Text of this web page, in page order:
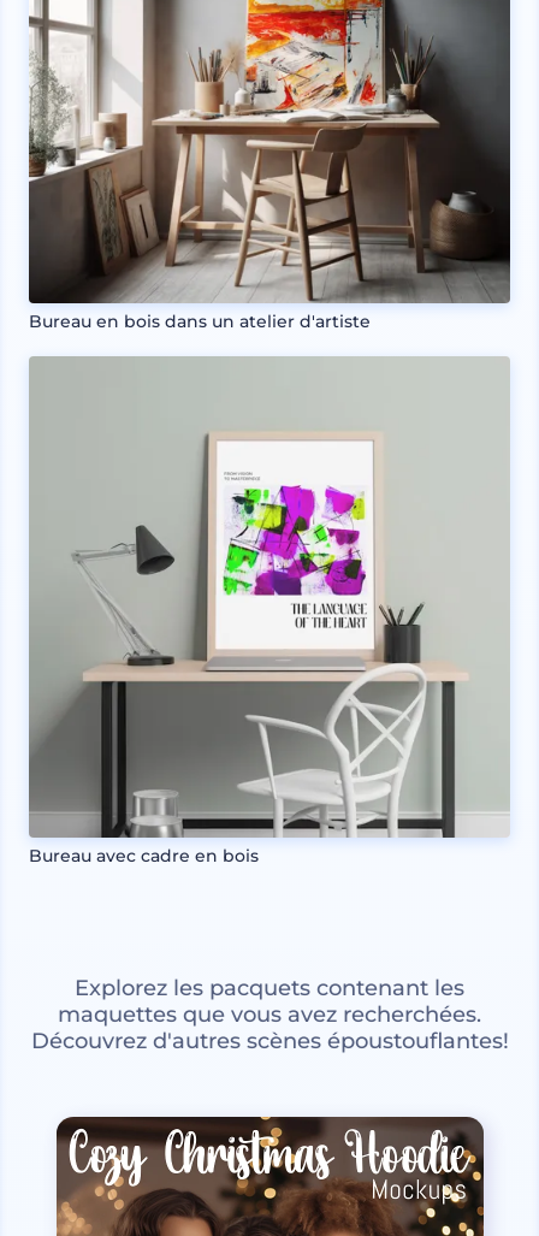
Bureau en bois dans un atelier d'artiste
Bureau avec cadre en bois
Explorez les pacquets contenant les
maquettes que vous avez recherchées.
Découvrez d'autres scènes époustouflantes!